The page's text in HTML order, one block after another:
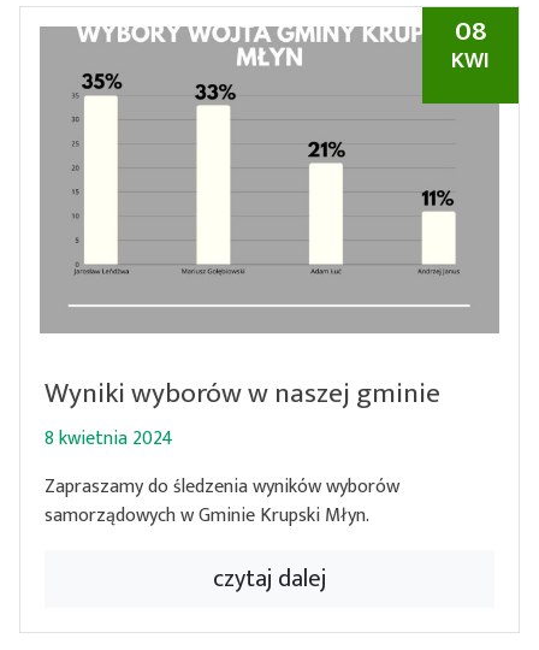
08
KWI
Wyniki wyborów w naszej gminie
8 kwietnia 2024
Zapraszamy do śledzenia wyników wyborów
samorządowych w Gminie Krupski Młyn.
czytaj dalej